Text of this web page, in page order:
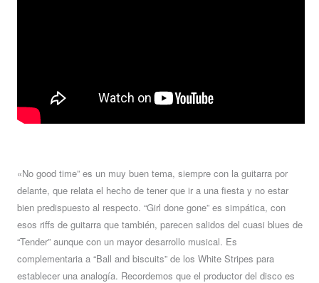
«No good time” es un muy buen tema, siempre con la guitarra por
delante, que relata el hecho de tener que ir a una fiesta y no estar
bien predispuesto al respecto. “Girl done gone” es simpática, con
esos riffs de guitarra que también, parecen salidos del cuasi blues de
“Tender” aunque con un mayor desarrollo musical. Es
complementaria a “Ball and biscuits” de los White Stripes para
establecer una analogía. Recordemos que el productor del disco es